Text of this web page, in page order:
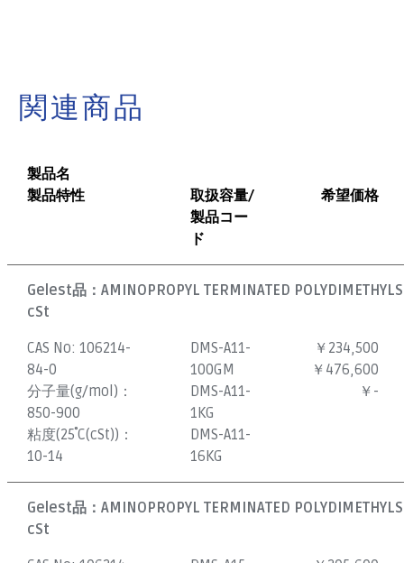
関連商品
製品名
製品特性
取扱容量/
製品コー
ド
希望価格
Gelest品：AMINOPROPYL TERMINATED
cSt
CAS No:106214-
84-0
分子量(g/mol)：
850-900
粘度(25˚C(cSt))：
10-14
DMS-A11-
100GM
DMS-A11-
1KG
DMS-A11-
16KG
￥234,500
￥476,600
￥-
Gelest品：AMINOPROPYL TERMINATED
cSt